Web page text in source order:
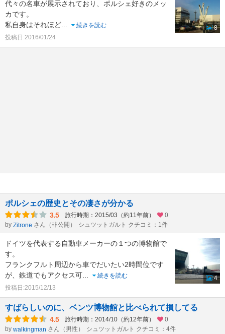
代々の名車が展示されており、ポルシェ好きのメッ
カです。
私自身はそれほど
続きを読む
投稿日:2016/01/24
8
ポルシェの歴史とその凄さが分かる
3.5 旅行時期：2015/03（約11年前）
0
by Zitrone さん（非公開） シュツットガルト クチコミ：1件
ドイツを代表する自動車メーカーの１つの博物館で
す。
フランクフルト周辺から車でだいたい2時間位です
が、鉄道でもアクセス可
続きを読む
投稿日:2015/12/13
4
すばらしいのに、ベンツ博物館と比べられて損してる
4.5 旅行時期：2014/10（約12年前）
0
by walkingman さん（男性） シュツットガルト クチコミ：4件